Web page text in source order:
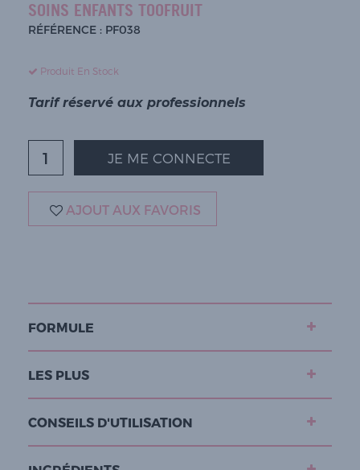
SOINS ENFANTS TOOFRUIT
RÉFÉRENCE : PF038
Produit En Stock
Tarif réservé aux professionnels
JE ME CONNECTE
AJOUT AUX FAVORIS
FORMULE
LES PLUS
CONSEILS D'UTILISATION